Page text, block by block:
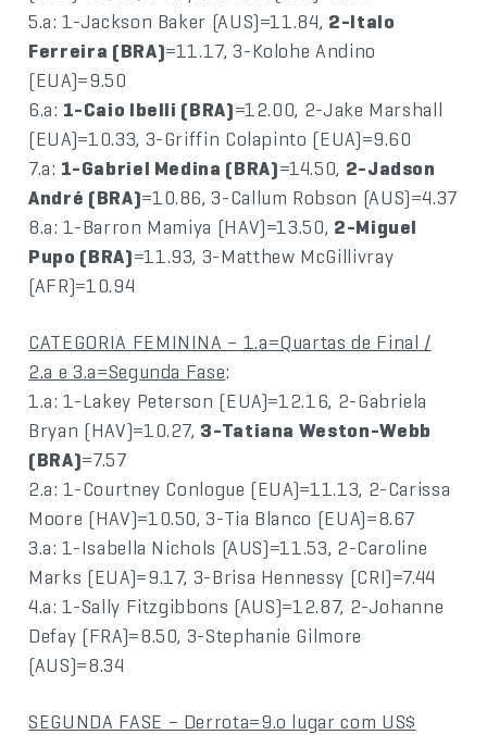
5.a: 1-Jackson Baker (AUS)=11.84, 2-Italo
Ferreira (BRA)=11.17, 3-Kolohe Andino
(EUA)=9.50
6.a: 1-Caio Ibelli (BRA)=12.00, 2-Jake Marshall
(EUA)=10.33, 3-Griffin Colapinto (EUA)=9.60
7.a: 1-Gabriel Medina (BRA)=14.50, 2-Jadson
André (BRA)=10.86, 3-Callum Robson (AUS)=4.37
8.a: 1-Barron Mamiya (HAV)=13.50, 2-Miguel
Pupo (BRA)=11.93, 3-Matthew McGillivray
(AFR)=10.94
CATEGORIA FEMININA – 1.a=Quartas de Final /
2.a e 3.a=Segunda Fase:
1.a: 1-Lakey Peterson (EUA)=12.16, 2-Gabriela
Bryan (HAV)=10.27, 3-Tatiana Weston-Webb
(BRA)=7.57
2.a: 1-Courtney Conlogue (EUA)=11.13, 2-Carissa
Moore (HAV)=10.50, 3-Tia Blanco (EUA)=8.67
3.a: 1-Isabella Nichols (AUS)=11.53, 2-Caroline
Marks (EUA)=9.17, 3-Brisa Hennessy (CRI)=7.44
4.a: 1-Sally Fitzgibbons (AUS)=12.87, 2-Johanne
Defay (FRA)=8.50, 3-Stephanie Gilmore
(AUS)=8.34
SEGUNDA FASE – Derrota=9.o lugar com US$